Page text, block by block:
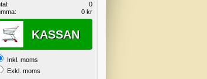
0
0 kr
KASSAN
Inkl. moms
Exkl. moms